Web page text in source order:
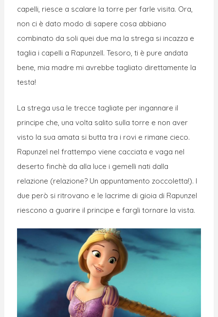
capelli, riesce a scalare la torre per farle visita. Ora,
non ci è dato modo di sapere cosa abbiano
combinato da soli quei due ma la strega si incazza e
taglia i capelli a Rapunzell. Tesoro, ti è pure andata
bene, mia madre mi avrebbe tagliato direttamente la
testa!
La strega usa le trecce tagliate per ingannare il
principe che, una volta salito sulla torre e non aver
visto la sua amata si butta tra i rovi e rimane cieco.
Rapunzel nel frattempo viene cacciata e vaga nel
deserto finchè da alla luce i gemelli nati dalla
relazione (relazione? Un appuntamento zoccoletta!). I
due però si ritrovano e le lacrime di gioia di Rapunzel
riescono a guarire il principe e fargli tornare la vista.